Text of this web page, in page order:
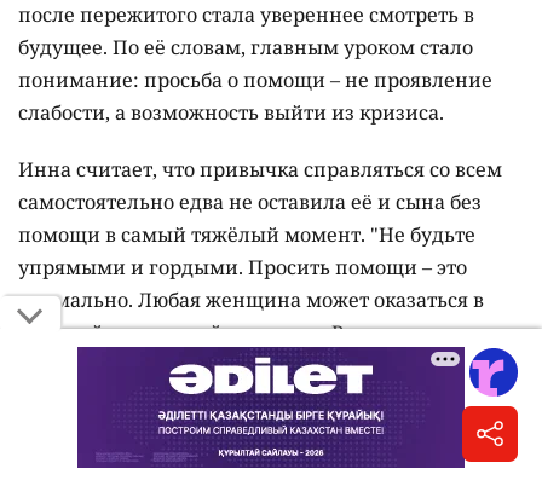
после пережитого стала увереннее смотреть в
будущее. По её словам, главным уроком стало
понимание: просьба о помощи – не проявление
слабости, а возможность выйти из кризиса.
Инна считает, что привычка справляться со всем
самостоятельно едва не оставила её и сына без
помощи в самый тяжёлый момент. "Не будьте
упрямыми и гордыми. Просить помощи – это
нормально. Любая женщина может оказаться в
сложной жизненной ситуации. Вопрос в том,
обратится она за поддержкой или останется один
на один со своими проблемами".
С 2021 года ресурсные центры работают и с